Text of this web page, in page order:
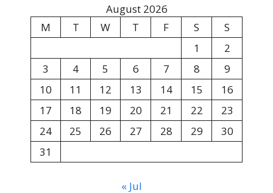
August 2026
M
T W T F S
S
1
2
3
4 5 6 7 8
9
10
11 12 13 14 15
16
17
18 19 20 21 22
23
24
25 26 27 28 29
30
31
« Jul